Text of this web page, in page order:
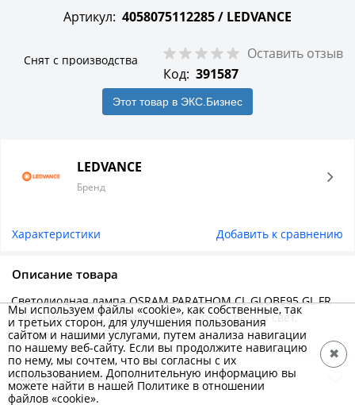
Артикул: 4058075112285 / LEDVANCE
Снят с производства
Оставить отзыв
Код: 391587
Этот товар в ЭКС.Бизнес
LEDVANCE
Бренд
Характеристики Добавить к сравнению
Описание товара
Светодиодная лампа OSRAM PARATHOM CL GLOBE95 GL FR
7W(замена 75Вт), диммируемая, теплый белый свет,
матовая, цоколь E27
Характеристики
Мы используем файлы «cookie», как собственные, так
и третьих сторон, для улучшения пользования
сайтом и нашими услугами, путем анализа навигации
по нашему веб-сайту. Если вы продолжите навигацию
по нему, мы сочтем, что вы согласны с их
использованием. Дополнительную информацию вы
можете найти в нашей Политике в отношении
файлов «cookie».
✖